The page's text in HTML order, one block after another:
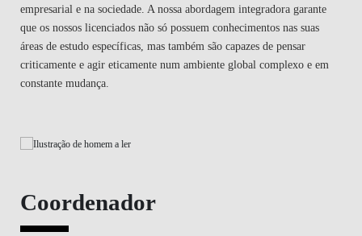
empresarial e na sociedade. A nossa abordagem integradora garante
que os nossos licenciados não só possuem conhecimentos nas suas
áreas de estudo específicas, mas também são capazes de pensar
criticamente e agir eticamente num ambiente global complexo e em
constante mudança.
Coordenador